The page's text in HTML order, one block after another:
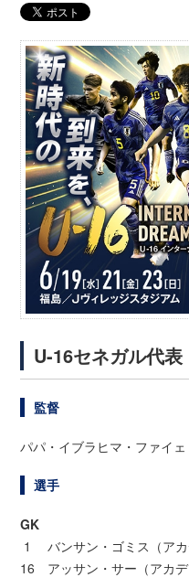
U-16セネガル代表
監督
パパ・イブラヒマ・ファイェ
選手
GK
1 バンサン・ゴミス（アカ
16 アッサン・サー（アカデ